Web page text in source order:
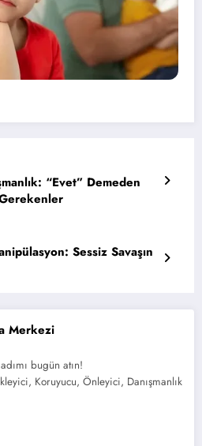
Merkezi
bugün atın!
Koruyucu, Önleyici, Danışmanlık
“Evet” Demeden
Sessiz Savaşın